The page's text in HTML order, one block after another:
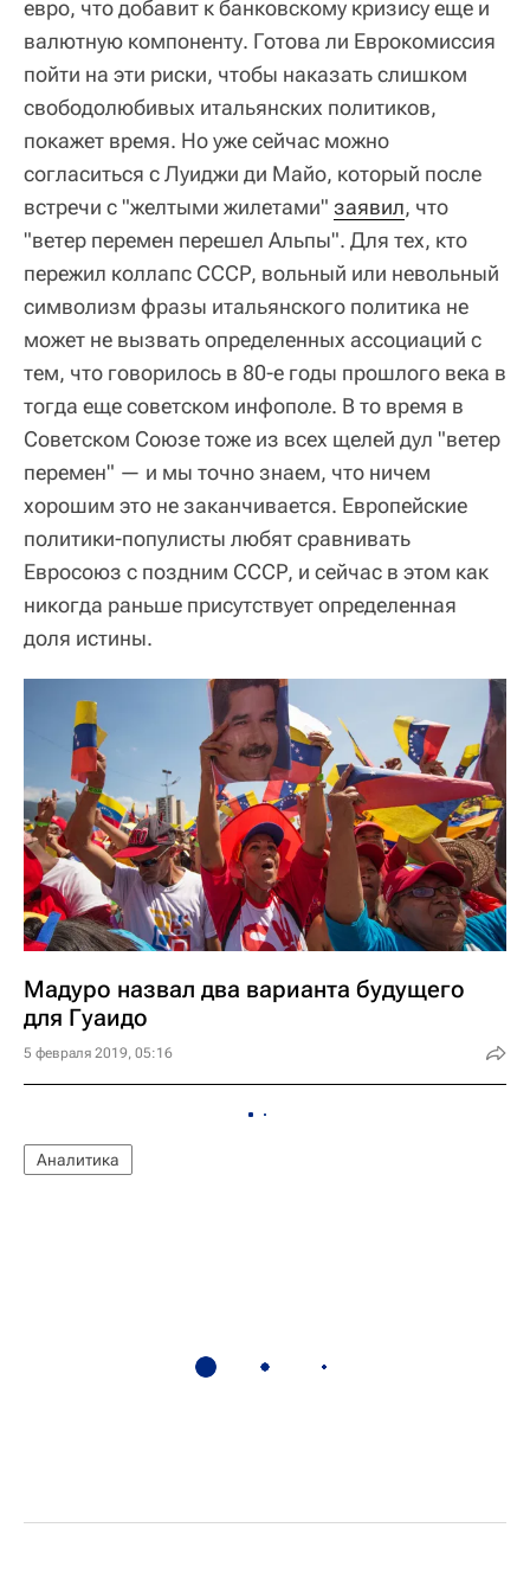
евро, что добавит к банковскому кризису еще и
валютную компоненту. Готова ли Еврокомиссия
пойти на эти риски, чтобы наказать слишком
свободолюбивых итальянских политиков,
покажет время. Но уже сейчас можно
согласиться с Луиджи ди Майо, который после
встречи с "желтыми жилетами" заявил, что
"ветер перемен перешел Альпы". Для тех, кто
пережил коллапс СССР, вольный или невольный
символизм фразы итальянского политика не
может не вызвать определенных ассоциаций с
тем, что говорилось в 80-е годы прошлого века в
тогда еще советском инфополе. В то время в
Советском Союзе тоже из всех щелей дул "ветер
перемен" — и мы точно знаем, что ничем
хорошим это не заканчивается. Европейские
политики-популисты любят сравнивать
Евросоюз с поздним СССР, и сейчас в этом как
никогда раньше присутствует определенная
доля истины.
Мадуро назвал два варианта будущего
для Гуаидо
5 февраля 2019, 05:16
Аналитика